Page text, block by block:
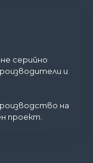
серийно
и
на
проект.